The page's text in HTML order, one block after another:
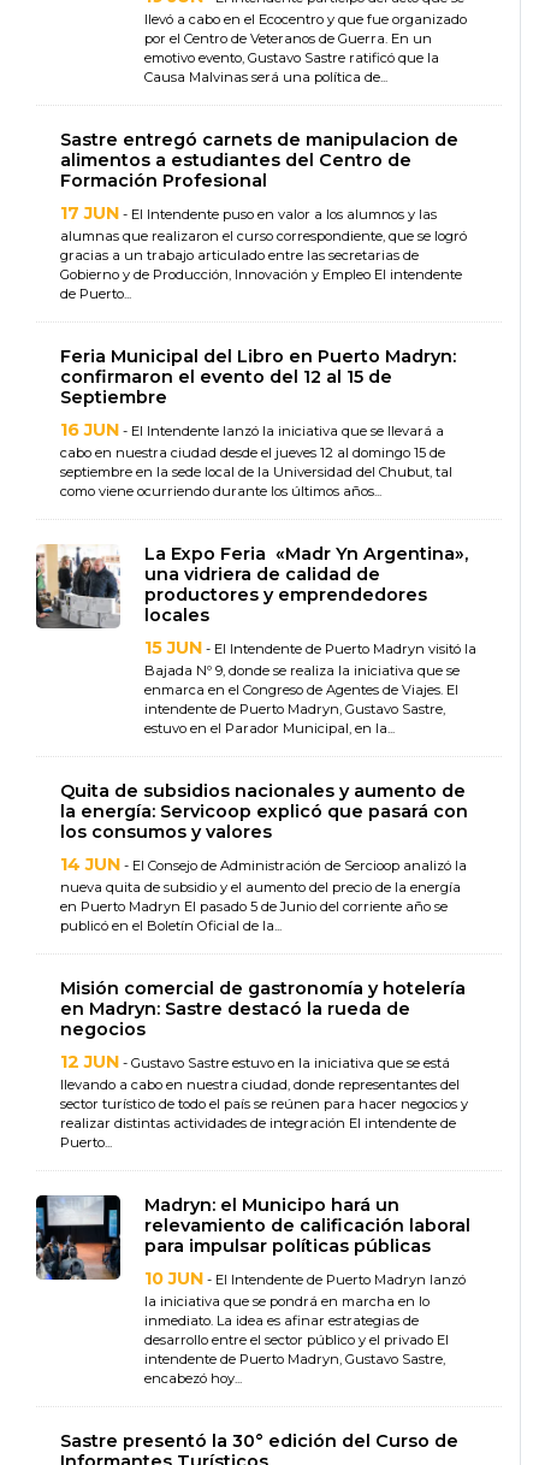
llevó a cabo en el Ecocentro y que fue organizado
por el Centro de Veteranos de Guerra. En un
emotivo evento, Gustavo Sastre ratificó que la
Causa Malvinas será una política de...
Sastre entregó carnets de manipulacion de
alimentos a estudiantes del Centro de
Formación Profesional
17 JUN - El Intendente puso en valor a los alumnos y las
alumnas que realizaron el curso correspondiente, que se logró
gracias a un trabajo articulado entre las secretarias de
Gobierno y de Producción, Innovación y Empleo El intendente
de Puerto...
Feria Municipal del Libro en Puerto Madryn:
confirmaron el evento del 12 al 15 de
Septiembre
16 JUN - El Intendente lanzó la iniciativa que se llevará a
cabo en nuestra ciudad desde el jueves 12 al domingo 15 de
septiembre en la sede local de la Universidad del Chubut, tal
como viene ocurriendo durante los últimos años...
La Expo Feria «Madr Yn Argentina»,
una vidriera de calidad de
productores y emprendedores
locales
15 JUN - El Intendente de Puerto Madryn visitó la
Bajada Nº 9, donde se realiza la iniciativa que se
enmarca en el Congreso de Agentes de Viajes. El
intendente de Puerto Madryn, Gustavo Sastre,
estuvo en el Parador Municipal, en la...
Quita de subsidios nacionales y aumento de
la energía: Servicoop explicó que pasará con
los consumos y valores
14 JUN - El Consejo de Administración de Sercioop analizó la
nueva quita de subsidio y el aumento del precio de la energía
en Puerto Madryn El pasado 5 de Junio del corriente año se
publicó en el Boletín Oficial de la...
Misión comercial de gastronomía y hotelería
en Madryn: Sastre destacó la rueda de
negocios
12 JUN - Gustavo Sastre estuvo en la iniciativa que se está
llevando a cabo en nuestra ciudad, donde representantes del
sector turístico de todo el país se reúnen para hacer negocios y
realizar distintas actividades de integración El intendente de
Puerto...
Madryn: el Municipo hará un
relevamiento de calificación laboral
para impulsar políticas públicas
10 JUN - El Intendente de Puerto Madryn lanzó
la iniciativa que se pondrá en marcha en lo
inmediato. La idea es afinar estrategias de
desarrollo entre el sector público y el privado El
intendente de Puerto Madryn, Gustavo Sastre,
encabezó hoy...
Sastre presentó la 30° edición del Curso de